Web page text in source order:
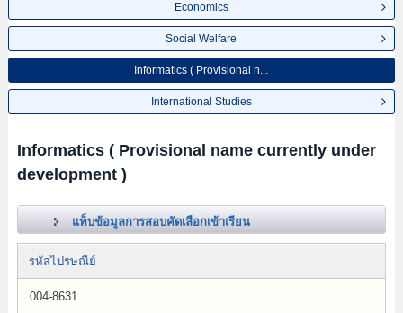
Economics
Social Welfare
Informatics ( Provisional n...
International Studies
Informatics ( Provisional name currently under
development )
แท็บข้อมูลการสอบคัดเลือกเข้าเรียน
รหัสไปรษณีย์
004-8631